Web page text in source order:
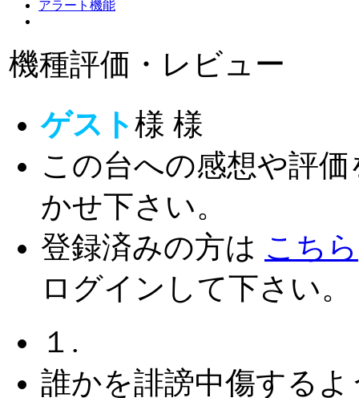
アラート機能
機種評価・レビュー
ゲスト様 様
この台への感想や評価
かせ下さい。
登録済みの方は こちら
ログインして下さい。
１.
誰かを誹謗中傷するよ